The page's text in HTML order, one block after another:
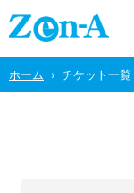
ホーム チケット一覧